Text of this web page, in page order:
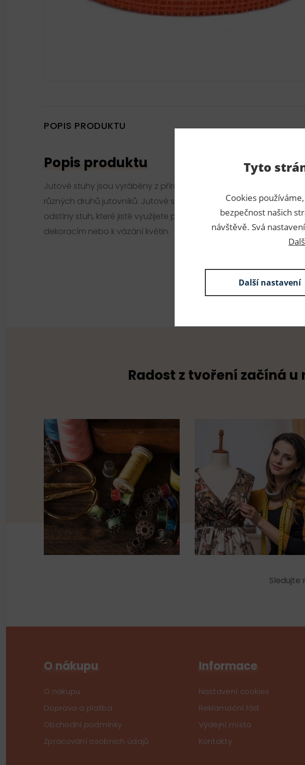
POPIS PRODUKTU
Popis produktu
Jutové stuhy jsou vyráběny z přírodních textilních vláken, která se
různých druhů jutovníků. Jutové stuhy se dále barví a získávají se
odstíny stuh, které jistě využijete při aranžerských pracech a
dekoracím nebo k vázání květin.
Radost z tvoření začíná u
Sledujte
O nákupu
O nákupu
Doprava a platba
Obchodní podmínky
Zpracování osobních údajů
Informace
Nastavení cookies
Reklamační řád
Výdejní místa
Kontakty
Tyto
Cookies
bezpečnost našich
návštěvě. Svá
Další nastavení